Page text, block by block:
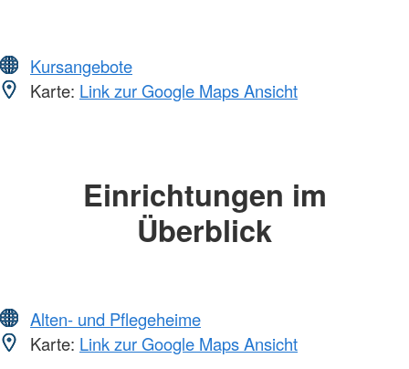
Kursangebote
Karte: Link zur Google Maps Ansicht
Einrichtungen im
Überblick
Alten- und Pflegeheime
Karte: Link zur Google Maps Ansicht